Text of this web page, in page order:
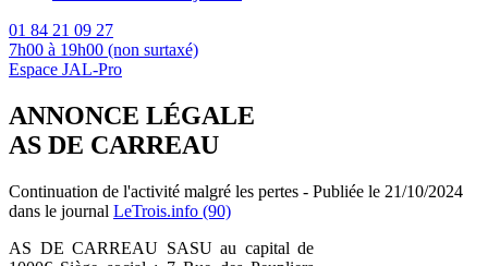
01 84 21 09 27
7h00 à 19h00 (non surtaxé)
Espace JAL-Pro
ANNONCE LÉGALE
AS DE CARREAU
Continuation de l'activité malgré les pertes - Publiée le 21/10/2024
dans le journal LeTrois.info (90)
AS DE CARREAU SASU au capital de